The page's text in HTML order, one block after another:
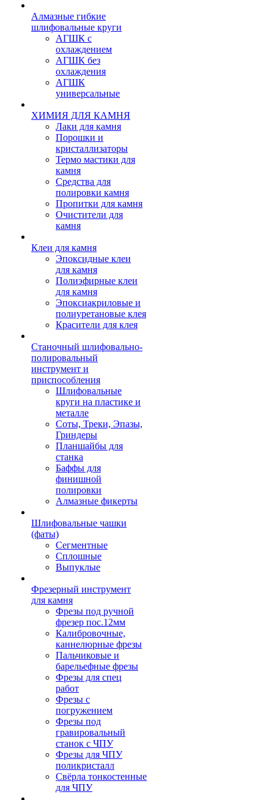
Алмазные гибкие
шлифовальные круги
АГШК с
охлаждением
АГШК без
охлаждения
АГШК
универсальные
ХИМИЯ ДЛЯ КАМНЯ
Лаки для камня
Порошки и
кристаллизаторы
Термо мастики для
камня
Средства для
полировки камня
Пропитки для камня
Очистители для
камня
Клеи для камня
Эпоксидные клеи
для камня
Полиэфирные клеи
для камня
Эпоксиакриловые и
полиуретановые клея
Красители для клея
Станочный шлифовально-
полировальный
инструмент и
приспособления
Шлифовальные
круги на пластике и
металле
Соты, Треки, Эпазы,
Гриндеры
Планшайбы для
станка
Баффы для
финишной
полировки
Алмазные фикерты
Шлифовальные чашки
(фаты)
Сегментные
Сплошные
Выпуклые
Фрезерный инструмент
для камня
Фрезы под ручной
фрезер пос.12мм
Калибровочные,
каннелюрные фрезы
Пальчиковые и
барельефные фрезы
Фрезы для спец
работ
Фрезы с
погружением
Фрезы под
гравировальный
станок с ЧПУ
Фрезы для ЧПУ
поликристалл
Свёрла тонкостенные
для ЧПУ